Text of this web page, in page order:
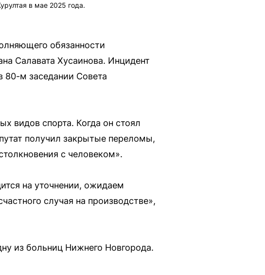
в мае 2025 года.
обязанности
Салавата Хусаинова. Инцидент
80-м заседании Совета
видов спорта. Когда он стоял
получил закрытые переломы,
с человеком».
на уточнении, ожидаем
случая на производстве»,
из больниц Нижнего Новгорода.